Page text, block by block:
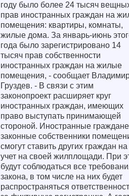
году было более 24 тысяч
прав иностранных граждан на
помещения: квартиры, комнаты,
жилые дома. За январь-июнь
года было зарегистрировано 14
тысяч прав собственности
иностранных граждан на жилые
помещения, - сообщает
Груздев. - В связи с этим
законопроект расширяет круг
иностранных граждан, имеющих
право выступать принимающей
стороной. Иностранные
законные собственники
смогут ставить других граждан на
учет на своей жилплощади. При
будут соблюдаться все
закона, в том числе на них будет
распространяться